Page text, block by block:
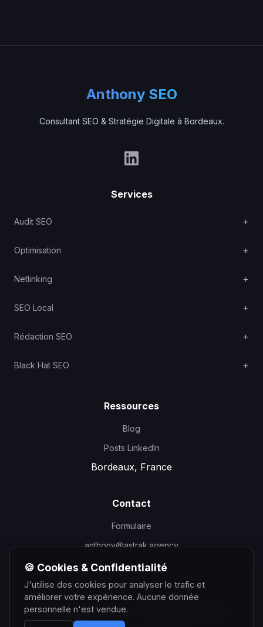
Anthony SEO
Consultant SEO & Stratégie Digitale à Bordeaux.
Services
Audit SEO
Optimisation
Netlinking
SEO Local
Rédaction SEO
Black Hat SEO
Ressources
Blog
Posts LinkedIn
Bordeaux, France
Contact
Formulaire
anthony@astrak.agency
©2026Anthony Courtin - Consultant SEO Bordeaux
🍪 Cookies & Confidentialité
J'utilise des cookies pour analyser le trafic et
améliorer votre expérience. Aucune donnée
personnelle n'est vendue.